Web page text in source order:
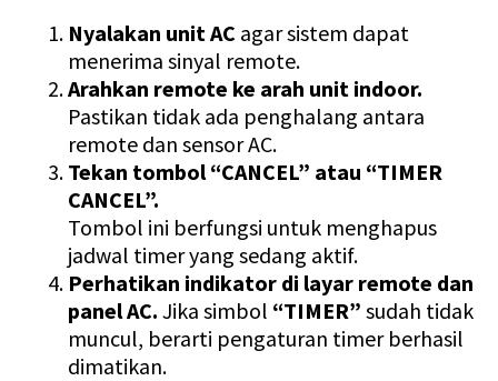
Nyalakan unit AC agar sistem dapat
menerima sinyal remote.
Arahkan remote ke arah unit indoor.
Pastikan tidak ada penghalang antara
remote dan sensor AC.
Tekan tombol “CANCEL” atau “TIMER
CANCEL”.
Tombol ini berfungsi untuk menghapus
jadwal timer yang sedang aktif.
Perhatikan indikator di layar remote dan
panel AC. Jika simbol “TIMER” sudah tidak
muncul, berarti pengaturan timer berhasil
dimatikan.